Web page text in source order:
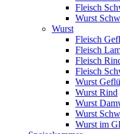
Fleisch
Wurst
Wurst
Fleisch
Fleisch
Fleisch
Fleisch
Wurst
Wurst Rind
Wurst
Wurst
Wurst im